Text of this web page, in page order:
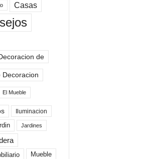
Casas
de
Decoracion
El Mueble
Iluminacion
Jardines
Mueble